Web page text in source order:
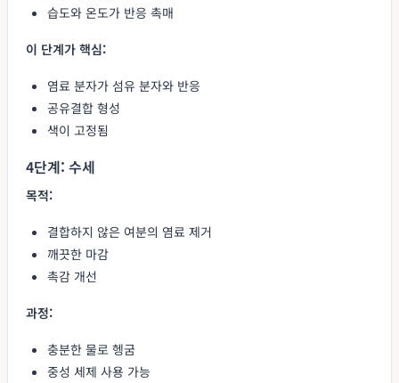
습도와 온도가 반응 촉매
이 단계가 핵심:
염료 분자가 섬유 분자와 반응
공유결합 형성
색이 고정됨
4단계: 수세
목적:
결합하지 않은 여분의 염료 제거
깨끗한 마감
촉감 개선
과정:
충분한 물로 헹굼
중성 세제 사용 가능